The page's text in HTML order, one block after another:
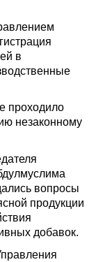
в
проходило
незаконному
вопросы
продукции
добавок.